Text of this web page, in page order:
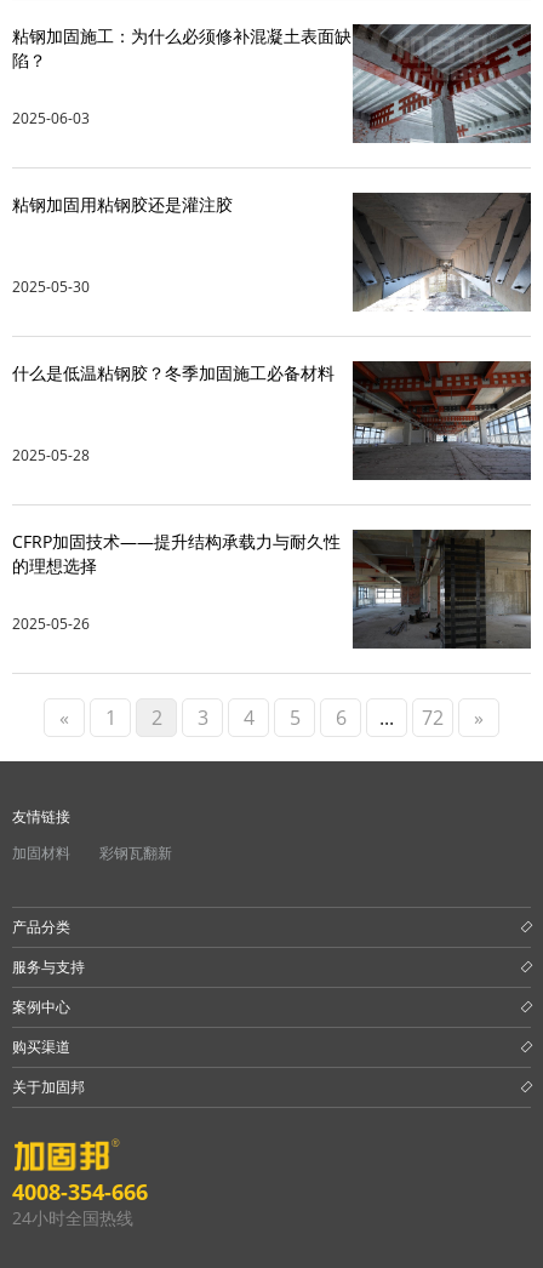
粘钢加固施工：为什么必须修补混凝土表面缺
陷？
2025-06-03
粘钢加固用粘钢胶还是灌注胶
2025-05-30
什么是低温粘钢胶？冬季加固施工必备材料
2025-05-28
CFRP加固技术——提升结构承载力与耐久性
的理想选择
2025-05-26
« 1 2 3 4 5 6 ... 72 »
友情链接
加固材料
彩钢瓦翻新
产品分类
服务与支持
案例中心
购买渠道
关于加固邦
4008-354-666
24小时全国热线